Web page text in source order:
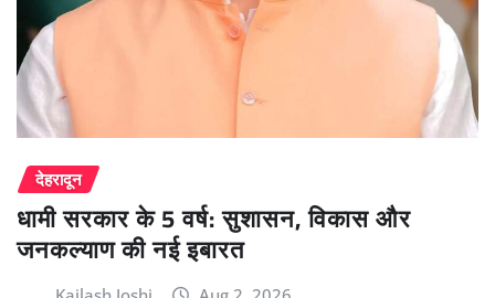
देहरादून
धामी सरकार के 5 वर्ष: सुशासन, विकास और
जनकल्याण की नई इबारत